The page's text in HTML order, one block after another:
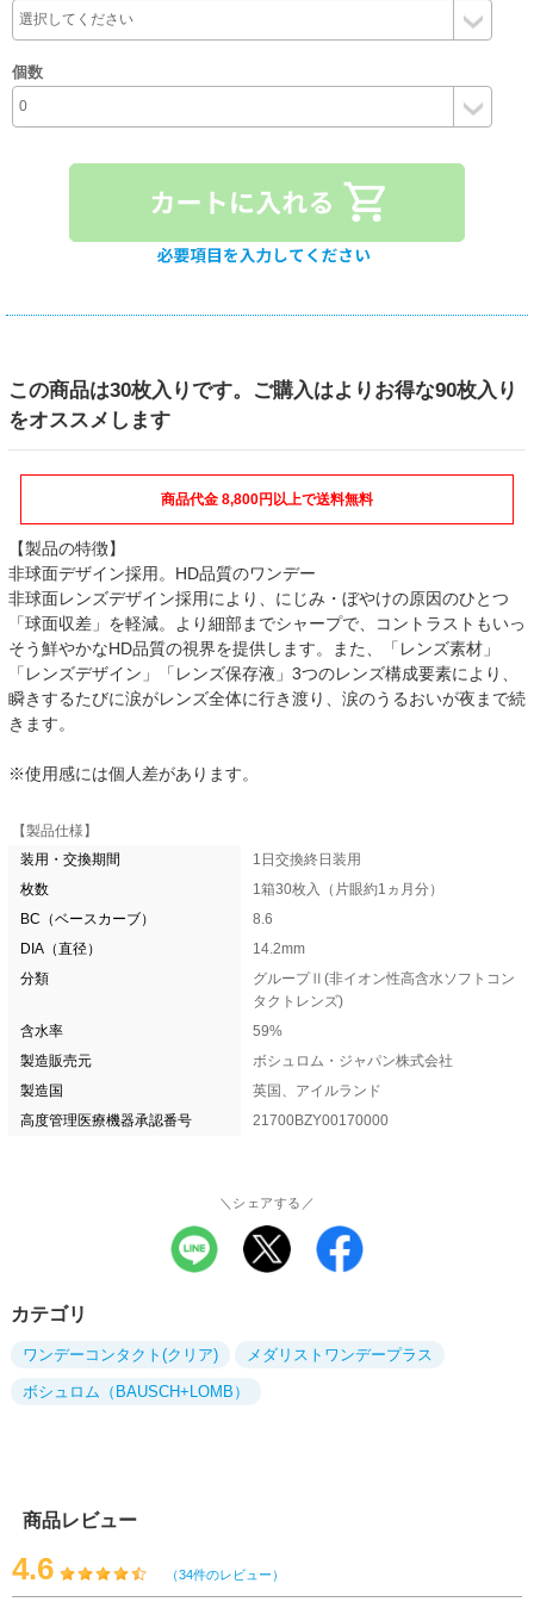
個数
この商品は30枚入りです。ご購入はよりお得な90枚入り
をオススメします
商品代金 8,800円以上で送料無料
【製品の特徴】
非球面デザイン採用。HD品質のワンデー
非球面レンズデザイン採用により、にじみ・ぼやけの原因のひとつ
「球面収差」を軽減。より細部までシャープで、コントラストもいっ
そう鮮やかなHD品質の視界を提供します。また、「レンズ素材」
「レンズデザイン」「レンズ保存液」3つのレンズ構成要素により、
瞬きするたびに涙がレンズ全体に行き渡り、涙のうるおいが夜まで続
きます。
※使用感には個人差があります。
【製品仕様】
装用・交換期間
1日交換終日装用
枚数
1箱30枚入（片眼約1ヵ月分）
BC（ベースカーブ）
8.6
DIA（直径）
14.2mm
分類
グループⅡ(非イオン性高含水ソフトコン
タクトレンズ)
含水率
59%
製造販売元
ボシュロム・ジャパン株式会社
製造国
英国、アイルランド
高度管理医療機器承認番号
21700BZY00170000
＼シェアする／
カテゴリ
ワンデーコンタクト(クリア) メダリストワンデープラス
ボシュロム（BAUSCH+LOMB）
商品レビュー
4.6 （34件のレビュー）